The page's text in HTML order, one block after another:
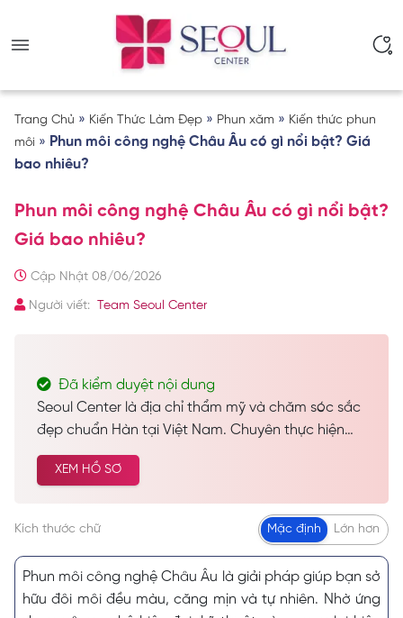
Trang Chủ » Kiến Thức Làm Đẹp » Phun xăm » Kiến thức phun
môi » Phun môi công nghệ Châu Âu có gì nổi bật? Giá
bao nhiêu?
Phun môi công nghệ Châu Âu có gì nổi bật?
Giá bao nhiêu?
Cập Nhật 08/06/2026
Người viết: Team Seoul Center
Đã kiểm duyệt nội dung
Seoul Center là địa chỉ thẩm mỹ và chăm sóc sắc
đẹp chuẩn Hàn tại Việt Nam. Chuyên thực hiện
các dịch vụ spa làm đẹp, chăm sóc da công nghệ
cao… Được nhiều khách hàng tin tưởng và lựa
XEM HỒ SƠ
Kích thước chữ Mặc định Lớn hơn
Phun môi công nghệ Châu Âu là giải pháp giúp bạn sở
hữu đôi môi đều màu, căng mịn và tự nhiên. Nhờ ứng